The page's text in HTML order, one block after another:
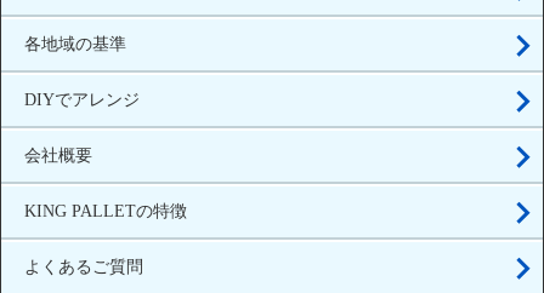
各地域の基準
DIYでアレンジ
会社概要
KING PALLETの特徴
よくあるご質問